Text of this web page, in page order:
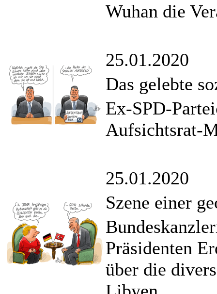
Wuhan die
25.01.2020
Das gelebte
Ex-SPD-
Aufsichtsrat-
25.01.2020
Szene einer
Präsidenten
über die